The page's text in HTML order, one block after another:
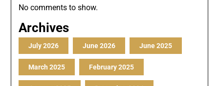
No comments to show.
Archives
July 2026 June 2026 June 2025
March 2025 February 2025